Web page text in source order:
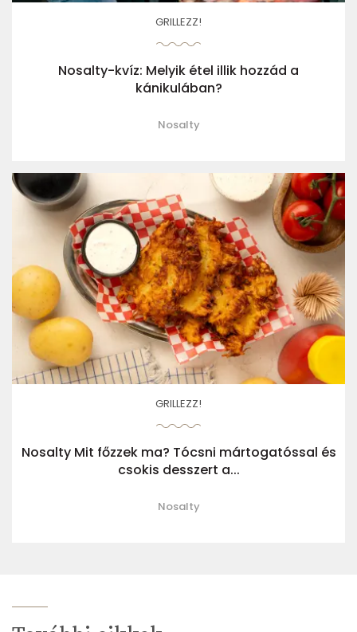
GRILLEZZ!
Nosalty-kvíz: Melyik étel illik hozzád a
kánikulában?
Nosalty
GRILLEZZ!
Nosalty Mit főzzek ma? Tócsni mártogatóssal és
csokis desszert a...
Nosalty